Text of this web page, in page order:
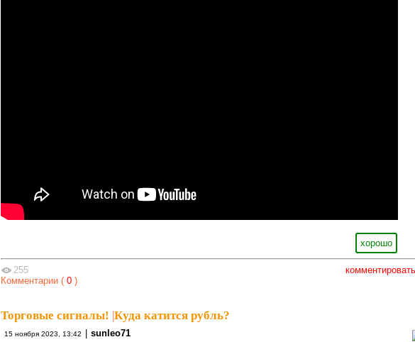
хорошо
комментировать
255
Комментарии ( 0 )
Торговые сигналы! |Куда катится рубль?
15 ноября 2023, 13:42 | sunleo71